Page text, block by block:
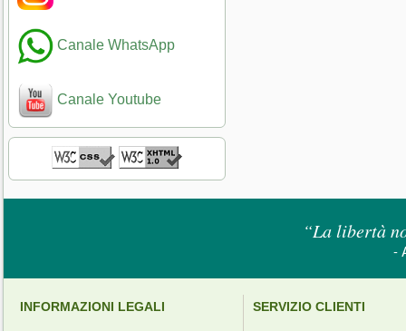
Canale WhatsApp
Canale Youtube
“La libertà
-
INFORMAZIONI LEGALI SERVIZIO CLIENTI